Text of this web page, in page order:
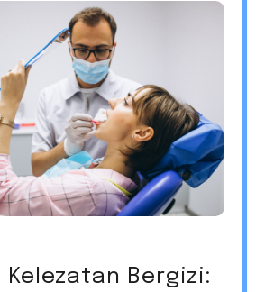
Kelezatan Bergizi: